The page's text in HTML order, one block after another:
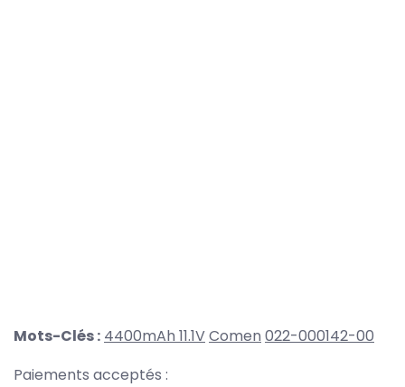
Mots-Clés : 4400mAh 11.1VComen 022-000142-00
Paiements acceptés :